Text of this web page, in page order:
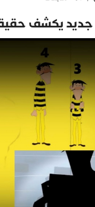
يكشف حقيقة